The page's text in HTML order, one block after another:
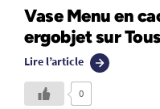
Vase Menu en
ergobjet sur
Lire l’article
0